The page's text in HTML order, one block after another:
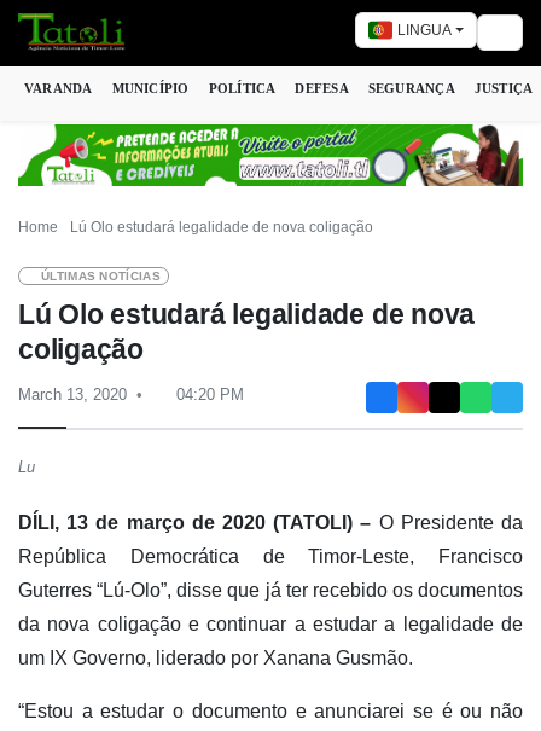
LINGUA
VARANDA MUNICÍPIO POLÍTICA DEFESA SEGURANÇA JUSTIÇA
Home Lú Olo estudará legalidade de nova coligação
ÚLTIMAS NOTÍCIAS
Lú Olo estudará legalidade de nova
coligação
March 13, 2020 04:20 PM
Lu
DÍLI, 13 de março de 2020 (TATOLI) – O Presidente da
República Democrática de Timor-Leste, Francisco
Guterres “Lú-Olo”, disse que já ter recebido os documentos
da nova coligação e continuar a estudar a legalidade de
um IX Governo, liderado por Xanana Gusmão.
“Estou a estudar o documento e anunciarei se é ou não